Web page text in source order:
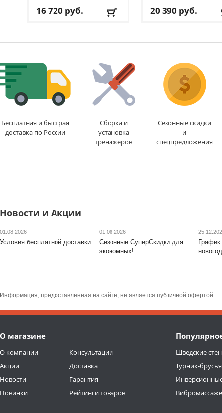
16 720 руб.
Кол-во программ: 0
Доставка:
БЕСПЛАТНО,
1-2 дня
20 390 руб.
10 кг)
Кол-во уровней
Макс. вес: 100 кг
Доставка:
1-2 дня
Бесплатная и быстрая
доставка по России
Сборка и
установка
тренажеров
Сезонные скидки
и
спецпредложения
Новости и Акции
01.08.2026
Условия бесплатной доставки
01.08.2026
Сезонные СуперСкидки для
экономных!
График
Информация, предоставленная на сайте, не является публичной офертой
О магазине
О компании
Акции
Новости
Новинки
Консультации
Доставка
Гарантия
Рейтинги товаров
Шведские
Турник-